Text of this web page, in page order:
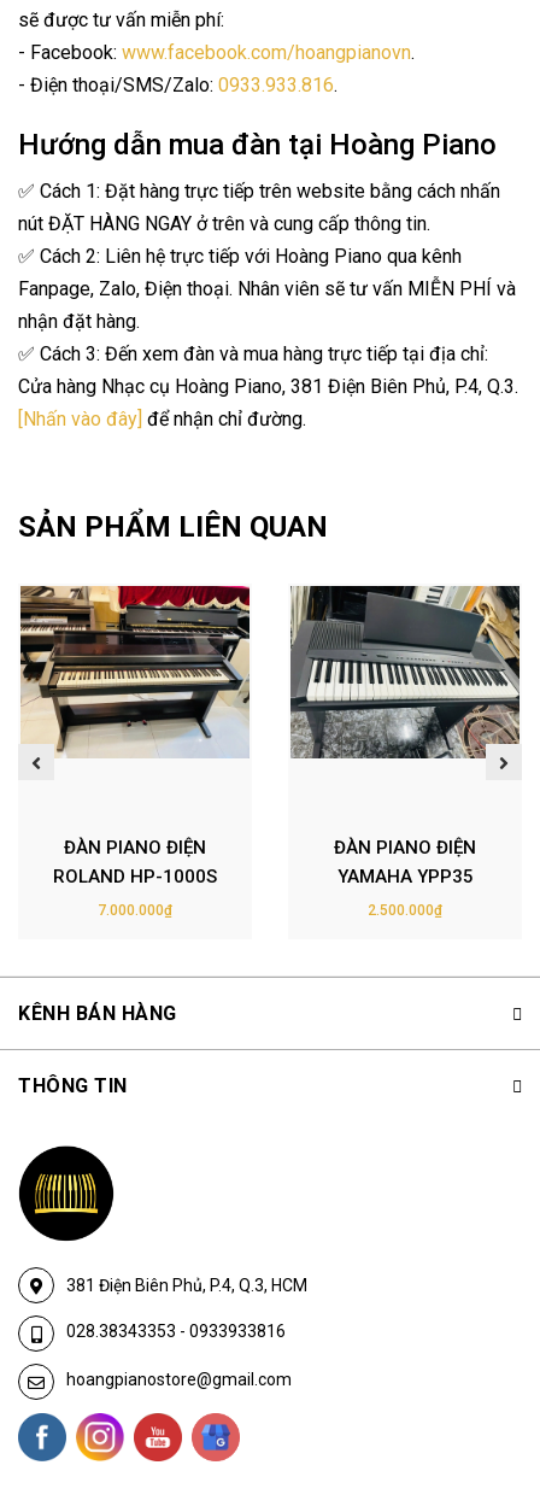
sẽ được tư vấn miễn phí:
- Facebook: www.facebook.com/hoangpianovn.
- Điện thoại/SMS/Zalo: 0933.933.816.
Hướng dẫn mua đàn tại Hoàng Piano
✅ Cách 1: Đặt hàng trực tiếp trên website bằng cách nhấn
nút ĐẶT HÀNG NGAY ở trên và cung cấp thông tin.
✅ Cách 2: Liên hệ trực tiếp với Hoàng Piano qua kênh
Fanpage, Zalo, Điện thoại. Nhân viên sẽ tư vấn MIỄN PHÍ và
nhận đặt hàng.
✅ Cách 3: Đến xem đàn và mua hàng trực tiếp tại địa chỉ:
Cửa hàng Nhạc cụ Hoàng Piano, 381 Điện Biên Phủ, P.4, Q.3.
[Nhấn vào đây] để nhận chỉ đường.
SẢN PHẨM LIÊN QUAN
ĐÀN PIANO ĐIỆN
ROLAND HP-1000S
7.000.000₫
ĐÀN PIANO ĐIỆN
YAMAHA YPP35
2.500.000₫
KÊNH BÁN HÀNG
381 Điện Biên Phủ, P.4, Q.3, HCM
028.38343353 - 0933933816
hoangpianostore@gmail.com
THÔNG TIN